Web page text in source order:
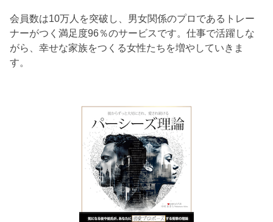
会員数は10万人を突破し、男女関係のプロであるトレー
ナーがつく満足度96％のサービスです。仕事で活躍しな
がら、幸せな家族をつくる女性たちを増やしていきま
す。